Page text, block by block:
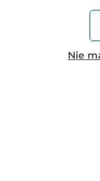
Nie